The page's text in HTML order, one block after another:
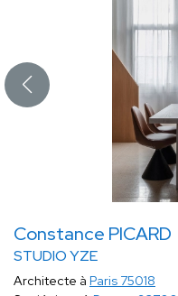
Constance PICARD
STUDIO YZE
Architecte à Paris 75018